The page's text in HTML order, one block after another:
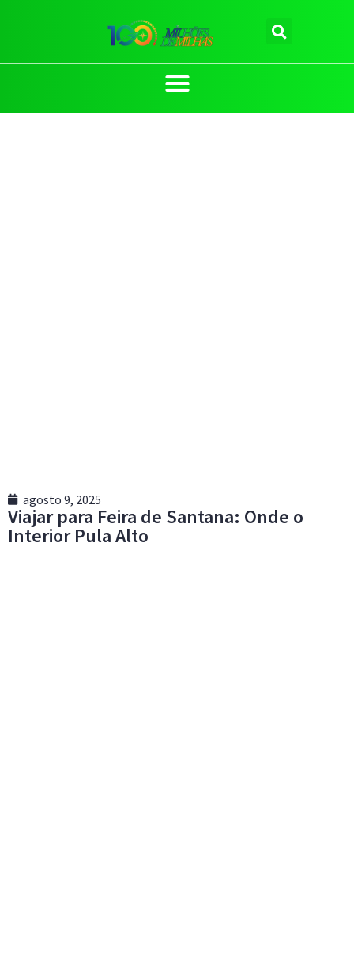
agosto 9, 2025
Viajar para Feira de Santana: Onde o
Interior Pula Alto